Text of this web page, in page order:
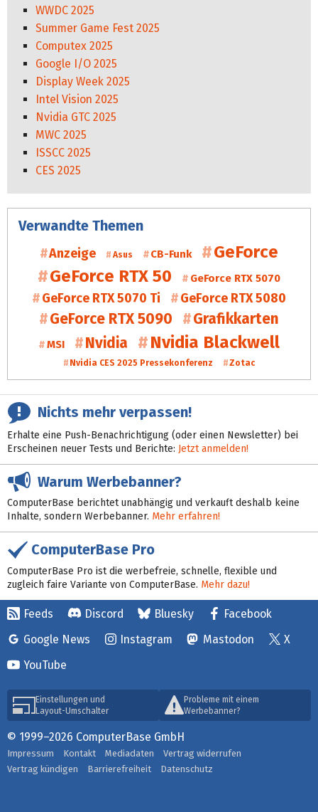
WWDC 2025
Summer Game Fest 2025
Computex 2025
Google I/O 2025
Display Week 2025
Intel Vision 2025
Nvidia GTC 2025
MWC 2025
ISSCC 2025
CES 2025
Verwandte Themen
Anzeige Asus CB-Funk
GeForce
GeForce RTX 50
GeForce RTX 5070
GeForce RTX 5070 Ti GeForce RTX 5080
GeForce RTX 5090 Grafikkarten
MSI Nvidia Nvidia Blackwell
Nvidia CES 2025 Pressekonferenz Zotac
Nichts mehr verpassen!
Erhalte eine Push-Benachrichtigung (oder einen Newsletter) bei
Erscheinen neuer Tests und Berichte: Jetzt anmelden!
Warum Werbebanner?
ComputerBase berichtet unabhängig und verkauft deshalb keine
Inhalte, sondern Werbebanner. Mehr erfahren!
ComputerBase Pro
ComputerBase Pro ist die werbefreie, schnelle, flexible und
zugleich faire Variante von ComputerBase. Mehr dazu!
Feeds Discord Bluesky
Facebook
Google News
Instagram Mastodon
X
YouTube
Einstellungen und
Layout-Umschalter
Probleme mit einem
Werbebanner?
© 1999–2026 ComputerBase GmbH
Impressum Kontakt Mediadaten
Vertrag widerrufen
Vertrag kündigen
Barrierefreiheit Datenschutz